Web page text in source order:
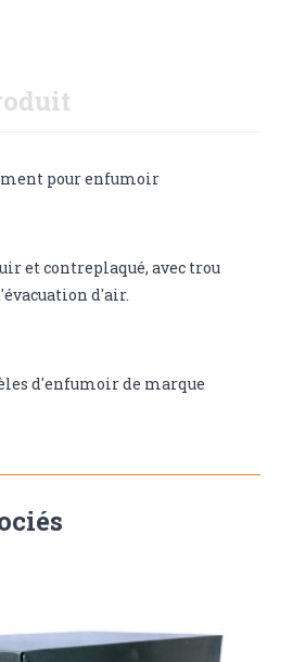
pour enfumoir
et contreplaqué, avec trou
d'air.
d'enfumoir de marque